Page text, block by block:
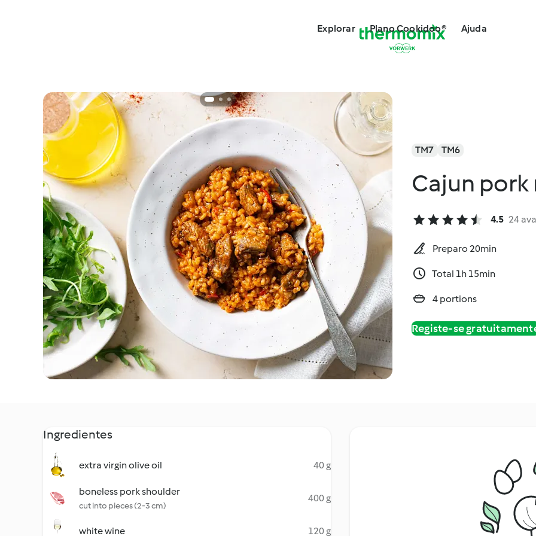
Explorar Plano Cookidoo® Ajuda
TM7 TM6
Cajun pork
4.5 24
Preparo 20min
Total 1h 15min
4 portions
Registe-se
Ingredientes
extra virgin olive oil 40 g
boneless pork shoulder
cut into pieces (2-3 cm)
400 g
white wine 120 g